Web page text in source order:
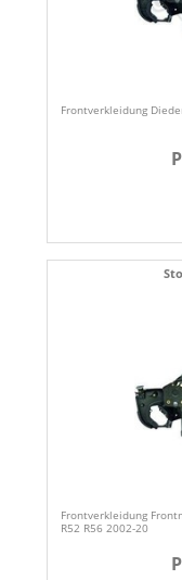
Frontverkleidung
Frontverkleidung
R52 R56 2002-20